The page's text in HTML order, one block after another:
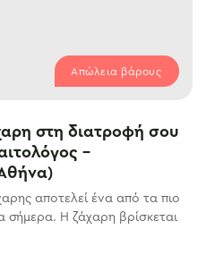
Απώλεια βάρους
στη διατροφή σου
–
αποτελεί ένα από τα πιο
σήμερα. Η ζάχαρη βρίσκεται